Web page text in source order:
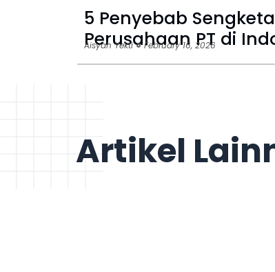
5 Penyebab
Perusahaan PT di
Aisyah Yekti February 16, 2026
Artikel